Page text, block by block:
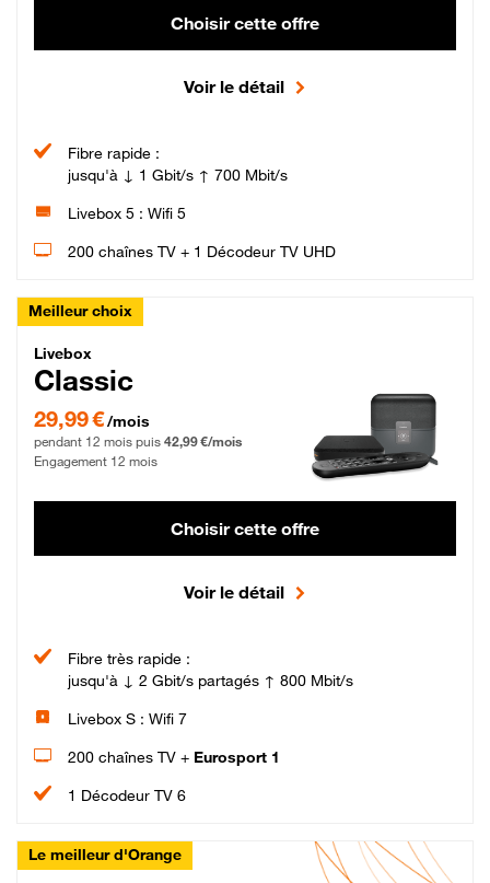
Choisir cette offre
Voir le détail
Fibre rapide :
jusqu'à ↓ 1 Gbit/s ↑ 700 Mbit/s
Livebox 5 : Wifi 5
200 chaînes TV + 1 Décodeur TV UHD
Meilleur choix
Livebox Classic Fibre
Livebox
Classic
29,99 € par mois pendant 12 mois puis 42,99 € par mois, Engagement 12 mois
29,99 €/mois
pendant 12 mois puis 42,99 €/mois
Engagement 12 mois
Choisir cette offre
Voir le détail
Fibre très rapide :
jusqu'à ↓ 2 Gbit/s partagés ↑ 800 Mbit/s
Livebox S : Wifi 7
200 chaînes TV + Eurosport 1
1 Décodeur TV 6
Le meilleur d'Orange